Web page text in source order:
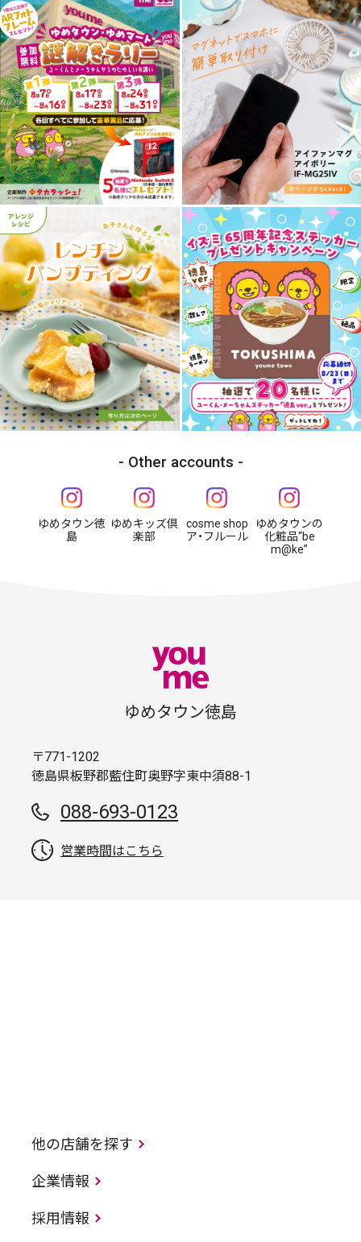
Other accounts
ゆめタウン徳
島
ゆめキッズ倶
楽部
cosme shop
ア・フルール
ゆめタウンの
化粧品“be
m@ke”
ゆめタウン徳島
〒771-1202
徳島県板野郡藍住町奥野字東中須88-1
088-693-0123
営業時間はこちら
他の店舗を探す
企業情報
採用情報